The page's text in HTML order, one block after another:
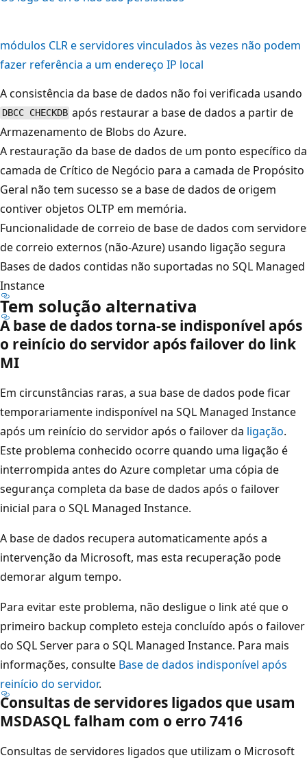
módulos CLR e servidores vinculados às vezes não podem
fazer referência a um endereço IP local
A consistência da base de dados não foi verificada usando
DBCC CHECKDB após restaurar a base de dados a partir de
Armazenamento de Blobs do Azure.
A restauração da base de dados de um ponto específico da
camada de Crítico de Negócio para a camada de Propósito
Geral não tem sucesso se a base de dados de origem
contiver objetos OLTP em memória.
Funcionalidade de correio de base de dados com
de correio externos (não-Azure) usando ligação segura
Bases de dados contidas não suportadas no SQL Managed
Instance
Tem solução alternativa
A base de dados torna-se indisponível após
o reinício do servidor após failover do link
MI
Em circunstâncias raras, a sua base de dados pode ficar
temporariamente indisponível na SQL Managed Instance
após um reinício do servidor após o failover da ligação.
Este problema conhecido ocorre quando uma ligação é
interrompida antes do Azure completar uma cópia de
segurança completa da base de dados após o failover
inicial para o SQL Managed Instance.
A base de dados recupera automaticamente após a
intervenção da Microsoft, mas esta recuperação pode
demorar algum tempo.
Para evitar este problema, não desligue o link até que o
primeiro backup completo esteja concluído após o failover
do SQL Server para o SQL Managed Instance. Para mais
informações, consulte Base de dados indisponível após
reinício do servidor.
Consultas de servidores ligados que usam
MSDASQL falham com o erro 7416
Consultas de servidores ligados que utilizam o Microsoft